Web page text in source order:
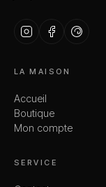
LA MAISON
Accueil
Boutique
Mon compte
SERVICE